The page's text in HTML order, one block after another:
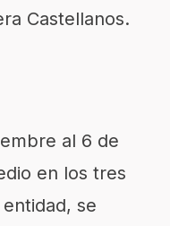
Castellanos.
al 6 de
en los tres
se